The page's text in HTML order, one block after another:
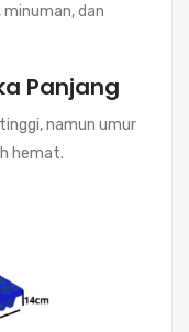
dan
Panjang
namun umur
hemat.